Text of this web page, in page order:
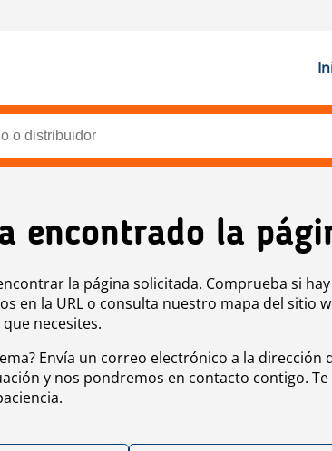
encontrado la
la página solicitada. Comprueba si hay
en la URL o consulta nuestro mapa del sitio
necesites.
Envía un correo electrónico a la dirección
y nos pondremos en contacto contigo. Te